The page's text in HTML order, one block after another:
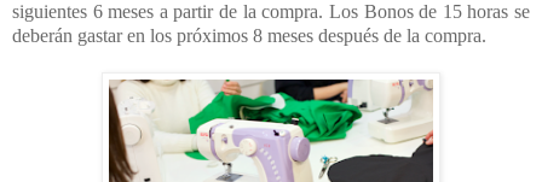
siguientes 6 meses a partir de la compra. Los Bonos de 15 horas se
deberán gastar en los próximos 8 meses después de la compra.